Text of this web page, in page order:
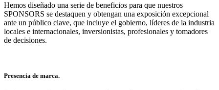
Hemos diseñado una serie de beneficios para que nuestros
SPONSORS se destaquen y obtengan una exposición excepcional
ante un público clave, que incluye el gobierno, líderes de la industria
locales e internacionales, inversionistas, profesionales y tomadores
de decisiones.
Presencia de marca.